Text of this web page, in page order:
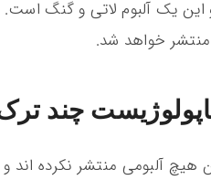
یک آلبوم لاتی و گنگ است.
خواهد شد.
چند
آلبومی منتشر نکرده اند و